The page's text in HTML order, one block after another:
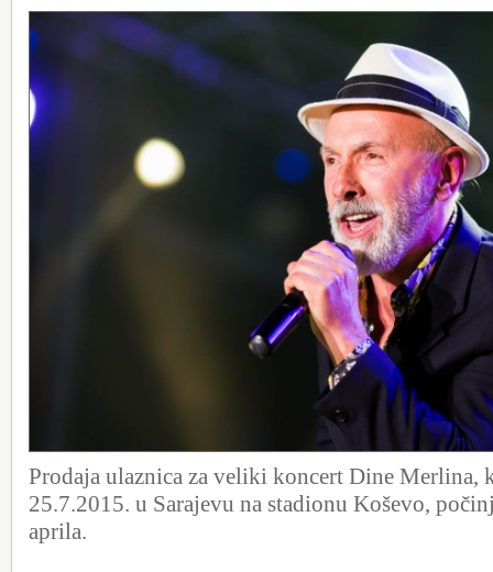
Prodaja ulaznica za veliki koncert Dine Merlina,
25.7.2015. u Sarajevu na stadionu Koševo,
aprila.